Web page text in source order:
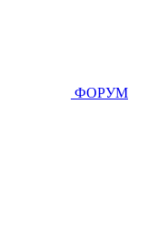
ФОРУМ